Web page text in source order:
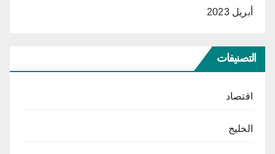
أبريل 2023
التصنيفات
اقتصاد
الخليج